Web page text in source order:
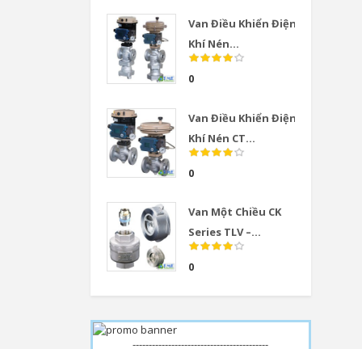
Van Điều Khiển Điện
Khí Nén...
0
Van Điều Khiển Điện
Khí Nén CT...
0
Van Một Chiều CK
Series TLV –...
0
------------------------------------------